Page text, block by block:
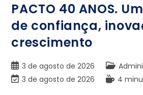
PACTO 40 ANOS.
de confiança,
crescimento
3 de agosto de 2026
3 de agosto de 2026
4